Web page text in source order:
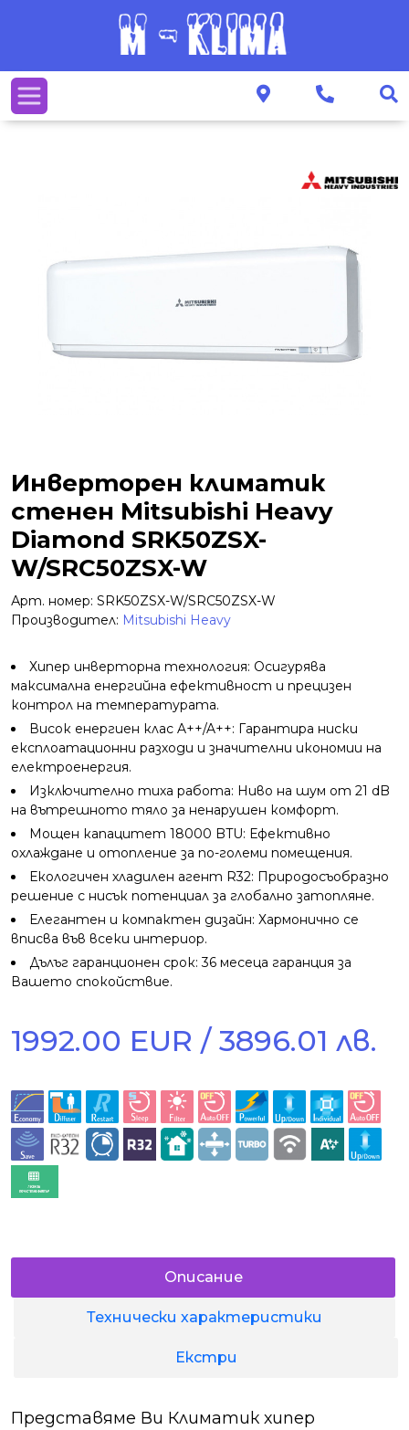
Инверторен климатик
стенен Mitsubishi Heavy
Diamond SRK50ZSX-
W/SRC50ZSX-W
Арт. номер: SRK50ZSX-W/SRC50ZSX-W
Производител: Mitsubishi Heavy
Хипер инверторна технология: Осигурява
максимална енергийна ефективност и прецизен
контрол на температурата.
Висок енергиен клас A++/A++: Гарантира ниски
експлоатационни разходи и значителни икономии на
електроенергия.
Изключително тиха работа: Ниво на шум от 21 dB
на вътрешното тяло за ненарушен комфорт.
Мощен капацитет 18000 BTU: Ефективно
охлаждане и отопление за по-големи помещения.
Екологичен хладилен агент R32: Природосъобразно
решение с нисък потенциал за глобално затопляне.
Елегантен и компактен дизайн: Хармонично се
вписва във всеки интериор.
Дълъг гаранционен срок: 36 месеца гаранция за
Вашето спокойствие.
1992.00 EUR / 3896.01 лв.
Описание
Технически характеристики
Екстри
Представяме Ви Климатик хипер